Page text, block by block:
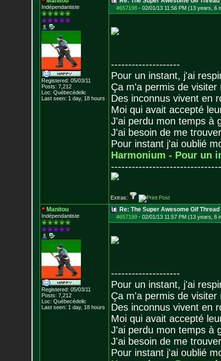
Indépendantiste
Registered: 05/03/11
Posts: 7,212
Loc: Québecédelic
Last seen: 1 day, 18 hours
#657198- 02/01/13 11:56 PM (13 years, 6
--------------------
Pour un instant, j'ai
Ça m'a permis de visiter
Des inconnus vivent en
Moi qui avait accepté
J'ai perdu mon temps à
J'ai besoin de me
Pour instant j'ai oublié
Harmonium - Pour un
--------------------------------
Extras:
Manitou
Indépendantiste
Registered: 05/03/11
Posts: 7,212
Loc: Québecédelic
Last seen: 1 day, 18 hours
Re: The Super Awesome Gif Thread
#657199- 02/01/13 11:57 PM (13 years, 6
--------------------
Pour un instant, j'ai
Ça m'a permis de visiter
Des inconnus vivent en
Moi qui avait accepté
J'ai perdu mon temps à
J'ai besoin de me
Pour instant j'ai oublié